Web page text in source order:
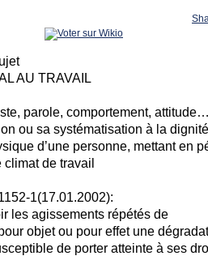
AU TRAVAIL
parole, comportement,
ou sa systématisation à la
d’une personne, mettant en
de travail
1(17.01.2002):
les agissements répétés de
objet ou pour effet une
de porter atteinte à ses